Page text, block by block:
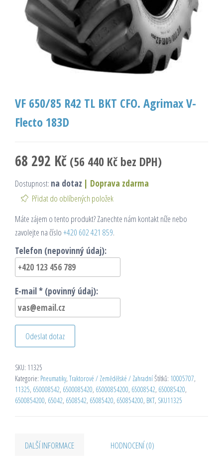
VF 650/85 R42 TL BKT CFO. Agrimax V-
Flecto 183D
68 292 Kč (56 440 Kč bez DPH)
Dostupnost: na dotaz | Doprava zdarma
Přidat do oblíbených položek
Máte zájem o tento produkt? Zanechte nám kontakt níže nebo
zavolejte na číslo+420 602 421 859.
Telefon (nepovinný údaj):
E-mail * (povinný údaj):
Odeslat dotaz
SKU: 11325
Kategorie: Pneumatiky, Traktorové / Zemědělské / ZahradníŠtítků: 10005707,
11325, 650008542, 6500085420, 65000854200, 65008542, 650085420,
6500854200, 65042, 6508542, 65085420, 650854200, BKT, SKU11325
DALŠÍ INFORMACE HODNOCENÍ (0)